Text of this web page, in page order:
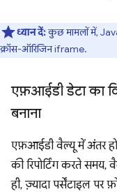
ध्यान दें:कुछ मामलों में,
क्रॉस-ऑरिजिन iframe.
एफ़आईडी डेटा का
बनाना
एफ़आईडी वैल्यू में अंतर
की रिपोर्टिंग करते समय,
ही, ज़्यादा पर्सेंटाइल पर